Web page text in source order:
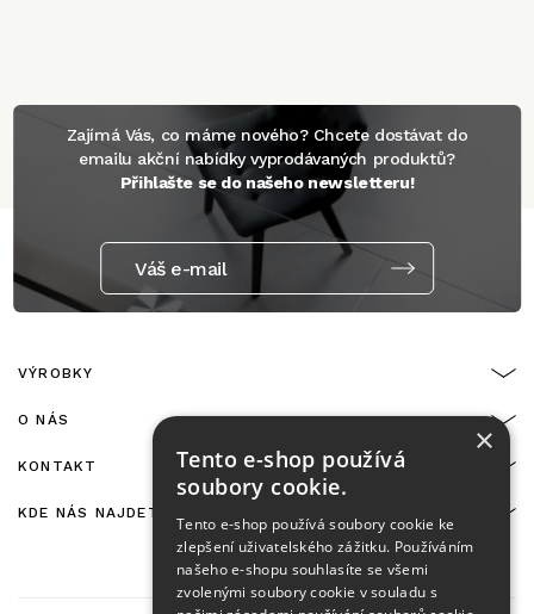
Zajímá Vás, co máme nového? Chcete dostávat do
emailu akční nabídky vyprodávaných produktů?
Přihlašte se do našeho newsletteru!
Váš e-mail
VÝROBKY
O NÁS
KONTAKT
KDE NÁS NAJDETE
×
Tento e-shop používá
soubory cookie.
Tento e-shop používá soubory cookie ke
zlepšení uživatelského zážitku. Používáním
našeho e-shopu souhlasíte se všemi
zvolenými soubory cookie v souladu s